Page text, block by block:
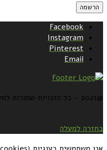
Facebook
Instagram
Pinterest
Email
@2021 - כל הזכויות שמורות למירב גביש | ביצוע
בחזרה למעלה